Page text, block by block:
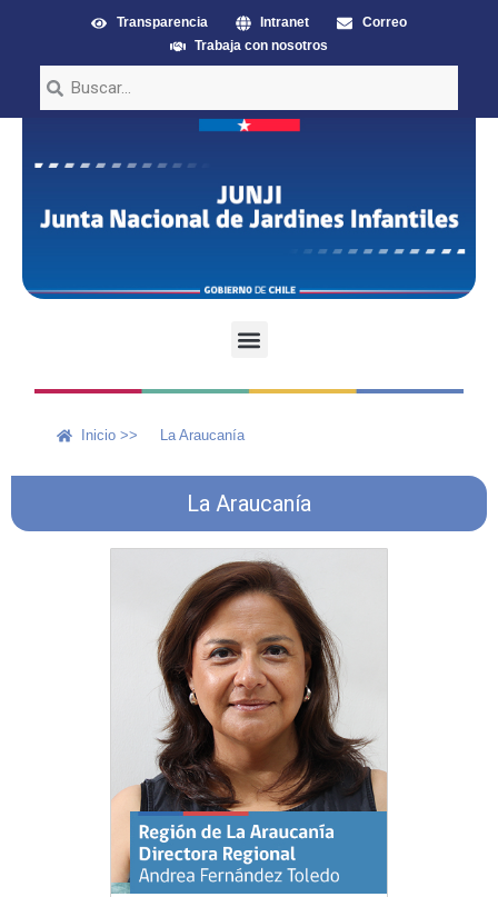
Transparencia Intranet
Correo
Trabaja con nosotros
Inicio >> La Araucanía
La Araucanía